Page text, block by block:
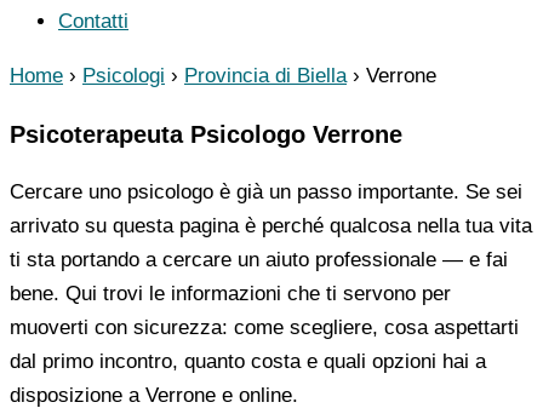
Contatti
Home › Psicologi › Provincia di Biella › Verrone
Psicoterapeuta Psicologo Verrone
Cercare uno psicologo è già un passo importante. Se sei
arrivato su questa pagina è perché qualcosa nella tua vita
ti sta portando a cercare un aiuto professionale — e fai
bene. Qui trovi le informazioni che ti servono per
muoverti con sicurezza: come scegliere, cosa aspettarti
dal primo incontro, quanto costa e quali opzioni hai a
disposizione a Verrone e online.